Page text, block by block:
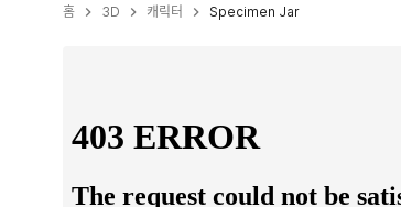
홈 3D 캐릭터 Specimen Jar